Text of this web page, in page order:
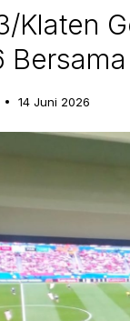
Klaten
14 Juni 2026